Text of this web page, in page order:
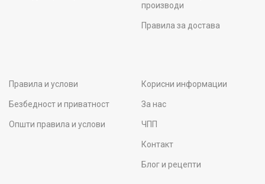
производи
Правила за достава
Правила и услови
Безбедност и приватност
Општи правила и услови
Корисни информации
За нас
ЧПП
Контакт
Блог и рецепти